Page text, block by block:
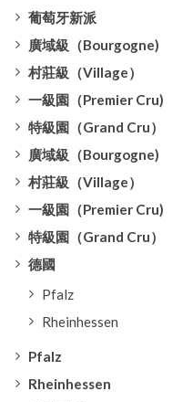
葡萄牙新派
廣域級（Bourgogne)
村莊級（Village）
一級園（Premier Cru)
特級園（Grand Cru）
廣域級（Bourgogne)
村莊級（Village）
一級園（Premier Cru)
特級園（Grand Cru）
德國
Pfalz
Rheinhessen
Pfalz
Rheinhessen